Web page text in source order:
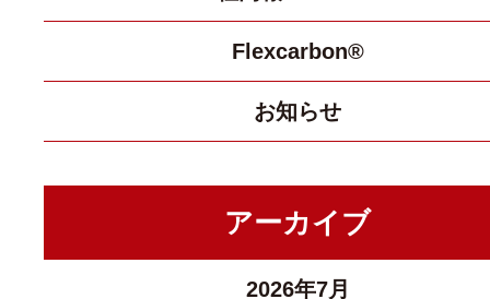
Flexcarbon®
お知らせ
アーカイブ
2026年7月